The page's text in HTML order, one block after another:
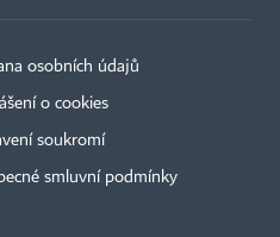
osobních údajů
o cookies
soukromí
smluvní podmínky